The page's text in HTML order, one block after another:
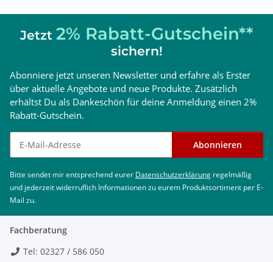
Jetzt 2% Rabatt-Gutschein**
sichern!
Abonniere jetzt unseren Newsletter und erfahre als Erster
über aktuelle Angebote und neue Produkte. Zusätzlich
erhältst Du als Dankeschön für deine Anmeldung einen 2%
Rabatt-Gutschein.
Newsletter abonnieren Abonnieren
Bitte sendet mir entsprechend eurer Datenschutzerklärung regelmäßig
und jederzeit widerruflich Informationen zu eurem Produktsortiment per E-
Mail zu.
Fachberatung
Tel: 02327 / 586 050